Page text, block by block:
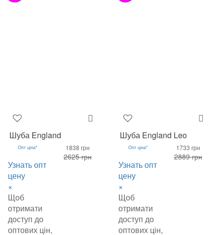
Шуба England
Опт ціна*
Узнать опт
цену
×
Щоб
отримати
доступ до
оптових цін,
1838 грн
2625 грн
Шуба England Leo
Опт ціна*
Узнать опт
цену
×
Щоб
отримати
доступ до
оптових цін,
1733 грн
2889 грн